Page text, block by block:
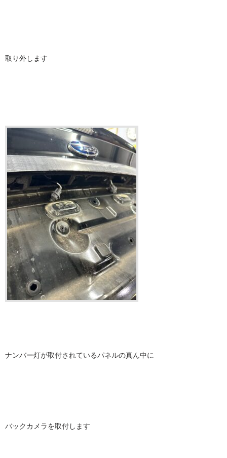
取り外します
ナンバー灯が取付されているパネルの真ん中に
バックカメラを取付します